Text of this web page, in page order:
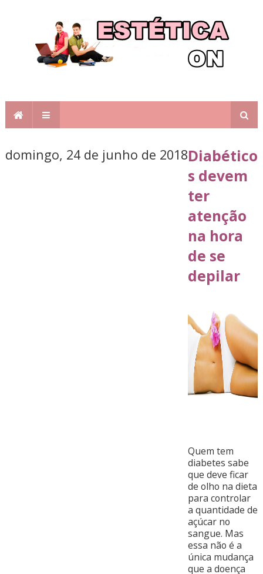
domingo, 24 de junho de 2018Diabético
s devem
ter
atenção
na hora
de se
depilar
Quem tem
diabetes sabe
que deve ficar
de olho na dieta
para controlar
a quantidade de
açúcar no
sangue. Mas
essa não é a
única mudança
que a doença